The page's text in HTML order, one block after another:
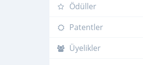
Ödüller
Patentler
Üyelikler